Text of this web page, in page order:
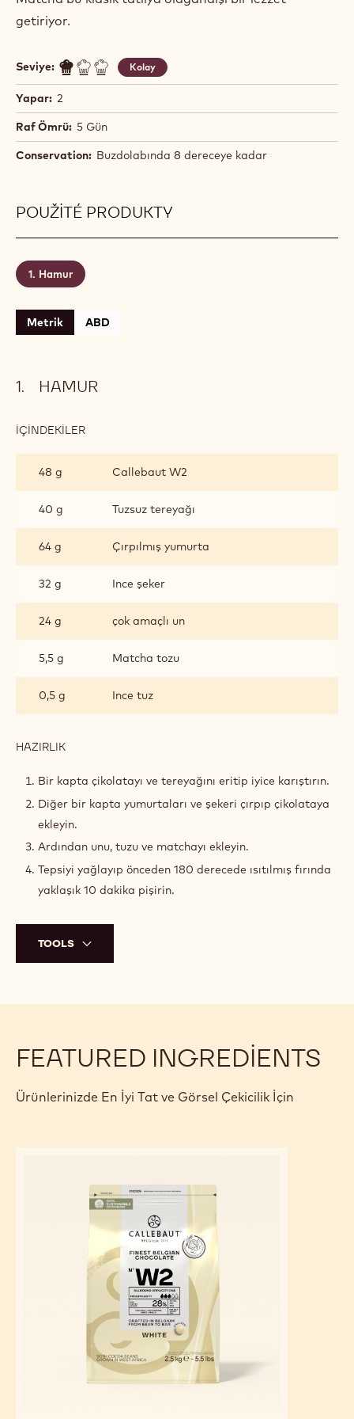
getiriyor.
Seviye: Kolay
Yapar: 2
Raf Ömrü: 5 Gün
Conservation: Buzdolabında 8 dereceye kadar
POUŽITÉ PRODUKTY
Hamur
Metrik ABD
HAMUR
İÇINDEKILER
48 g
Callebaut W2
40 g Tuzsuz tereyağı
64 g Çırpılmış yumurta
32 g Ince şeker
24 g çok amaçlı un
5,5 g Matcha tozu
0,5 g Ince tuz
HAZIRLIK
Bir kapta çikolatayı ve tereyağını eritip iyice karıştırın.
Diğer bir kapta yumurtaları ve şekeri çırpıp çikolataya
ekleyin.
Ardından unu, tuzu ve matchayı ekleyin.
Tepsiyi yağlayıp önceden 180 derecede ısıtılmış fırında
yaklaşık 10 dakika pişirin.
TOOLS
FEATURED INGREDIENTS
Ürünlerinizde En İyi Tat ve Görsel Çekicilik İçin